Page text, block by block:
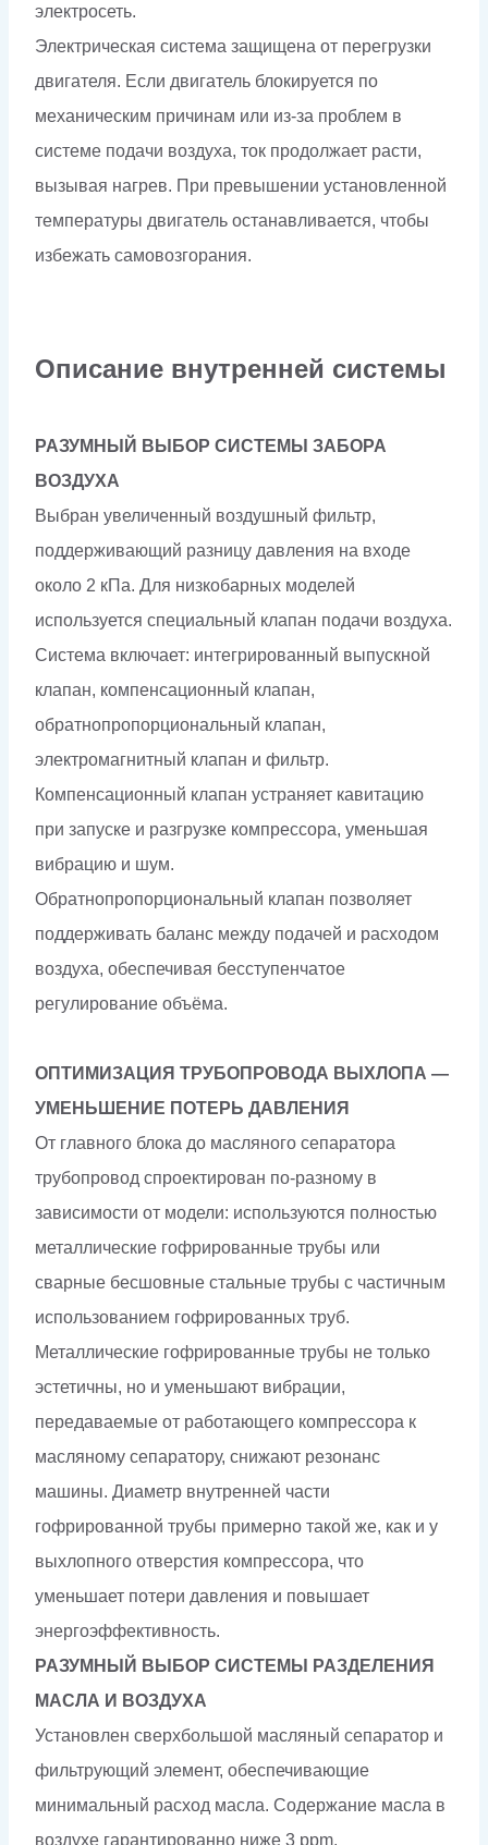
электросеть.
Электрическая система защищена от перегрузки
двигателя. Если двигатель блокируется по
механическим причинам или из-за проблем в
системе подачи воздуха, ток продолжает расти,
вызывая нагрев. При превышении установленной
температуры двигатель останавливается, чтобы
избежать самовозгорания.
Описание внутренней системы
РАЗУМНЫЙ ВЫБОР СИСТЕМЫ ЗАБОРА
ВОЗДУХА
Выбран увеличенный воздушный фильтр,
поддерживающий разницу давления на входе
около 2 кПа. Для низкобарных моделей
используется специальный клапан подачи воздуха.
Система включает: интегрированный выпускной
клапан, компенсационный клапан,
обратнопропорциональный клапан,
электромагнитный клапан и фильтр.
Компенсационный клапан устраняет кавитацию
при запуске и разгрузке компрессора, уменьшая
вибрацию и шум.
Обратнопропорциональный клапан позволяет
поддерживать баланс между подачей и расходом
воздуха, обеспечивая бесступенчатое
регулирование объёма.
ОПТИМИЗАЦИЯ ТРУБОПРОВОДА ВЫХЛОПА —
УМЕНЬШЕНИЕ ПОТЕРЬ ДАВЛЕНИЯ
От главного блока до масляного сепаратора
трубопровод спроектирован по-разному в
зависимости от модели: используются полностью
металлические гофрированные трубы или
сварные бесшовные стальные трубы с частичным
использованием гофрированных труб.
Металлические гофрированные трубы не только
эстетичны, но и уменьшают вибрации,
передаваемые от работающего компрессора к
масляному сепаратору, снижают резонанс
машины. Диаметр внутренней части
гофрированной трубы примерно такой же, как и у
выхлопного отверстия компрессора, что
уменьшает потери давления и повышает
энергоэффективность.
РАЗУМНЫЙ ВЫБОР СИСТЕМЫ РАЗДЕЛЕНИЯ
МАСЛА И ВОЗДУХА
Установлен сверхбольшой масляный сепаратор и
фильтрующий элемент, обеспечивающие
минимальный расход масла. Содержание масла в
воздухе гарантированно ниже 3 ppm.